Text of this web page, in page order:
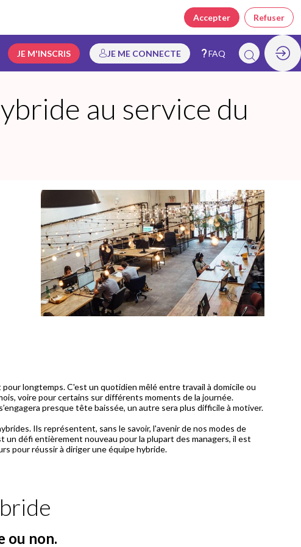
JE M'INSCRIS JE ME CONNECTE FAQ
au service du
longtemps. C'est un quotidien mêlé entre travail à domicile ou
voire pour certains sur différents moments de la journée.
presque tête baissée, un autre sera plus difficile à motiver.
Ils représentent, sans le savoir, l'avenir de nos modes de
un défi entièrement nouveau pour la plupart des managers, il est
ou non.
Accepter Refuser